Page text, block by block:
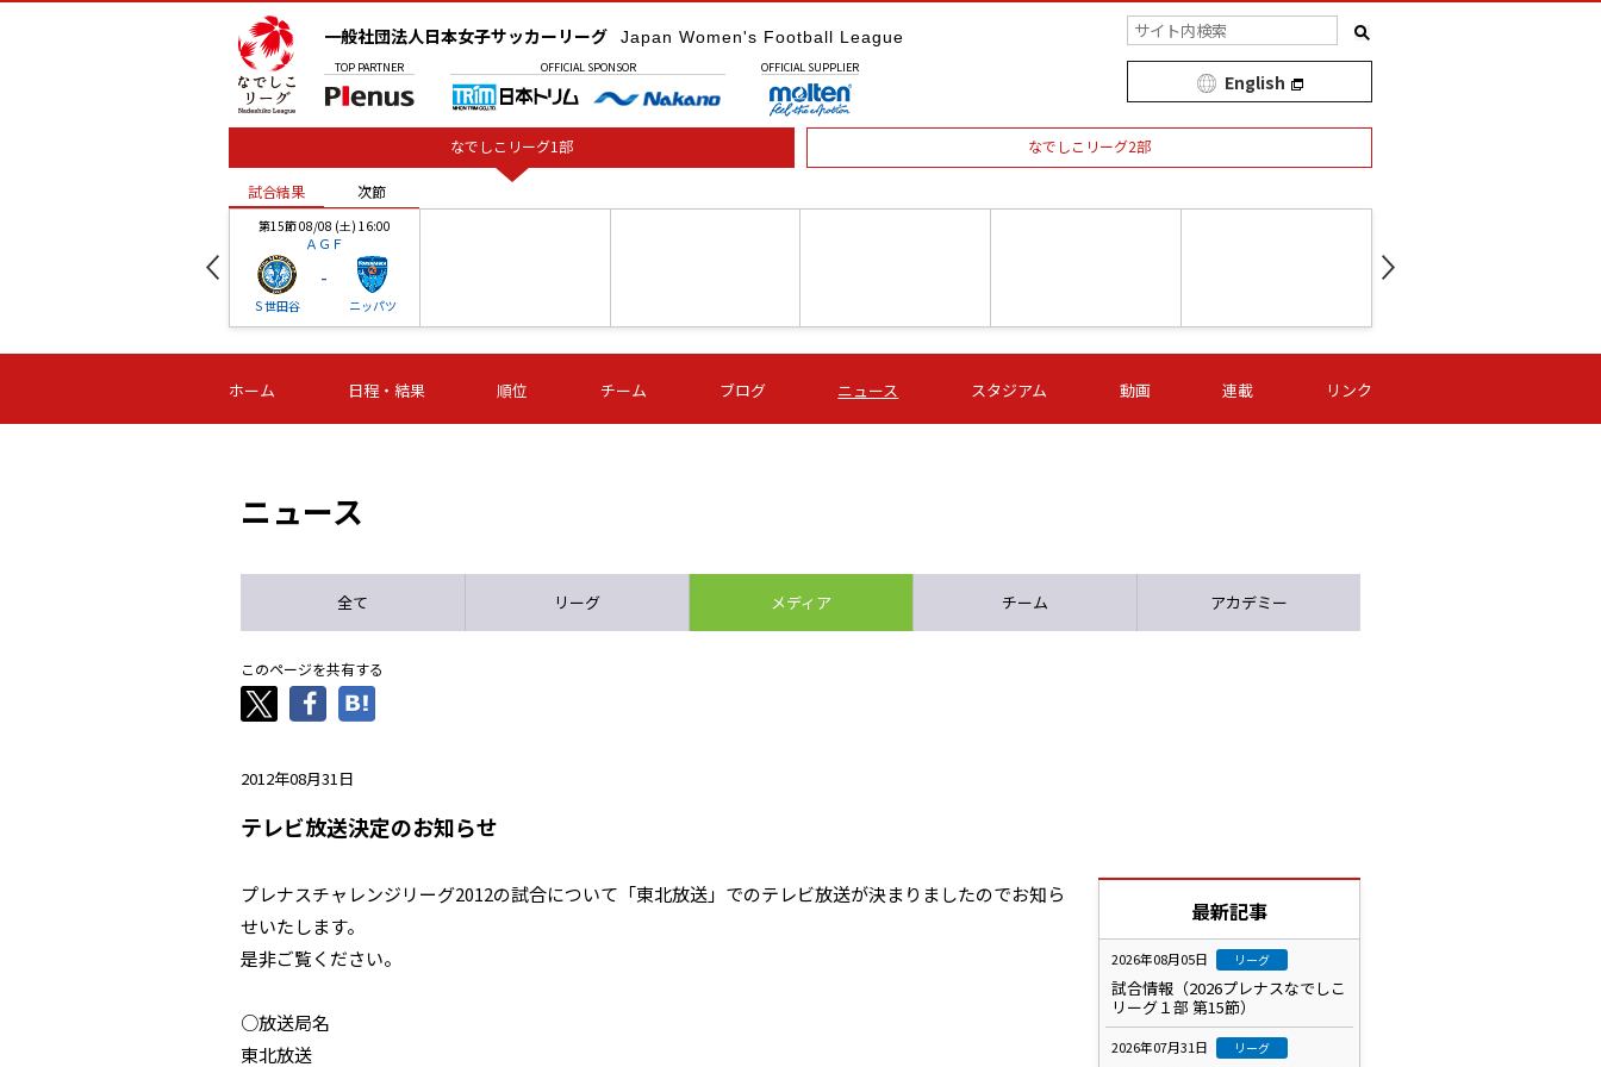
一般社団法人日本女子サッカーリーグ Japan Women's Football League
TOP PARTNER OFFICIAL SPONSOR OFFICIAL SUPPLIER
English
なでしこリーグ1部 なでしこリーグ2部
試合結果 次節
第15節 08/08 (土) 16:00
ＡＧＦ
Ｓ世田谷
-
ニッパツ
-
第16節 09/05 (土) 15:00
ニッパツ
-
第16節 09/05 (土) 15:00
石人の星
-
第16節 09/05 (土) 16:00
ＡＧＦ
-
いちご
-
第16節 09/06 (日) 15:00
-
第16節 09/06 (日) 15:00
- -
試合結果 次節
ホーム 日程・結果 順位 チーム ブログ ニュース スタジアム 動画 連載 リンク
ニュース
全て リーグ メディア チーム アカデミー
このページを共有する
2012年08月31日
テレビ放送決定のお知らせ
プレナスチャレンジリーグ2012の試合について「東北放送」でのテレビ放送が決まりましたのでお知ら
せいたします。
是非ご覧ください。
○放送局名
東北放送
最新記事
2026年08月05日 リーグ
試合情報（2026プレナスなでしこ
リーグ１部 第15節）
2026年07月31日 リーグ